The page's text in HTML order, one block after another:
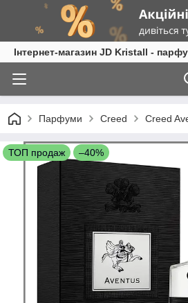
Інтернет-магазин JD Kristall -
Парфуми Creed Creed
ТОП продаж –40%